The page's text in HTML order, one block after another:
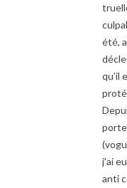
été,
qu’il
j’ai
anti